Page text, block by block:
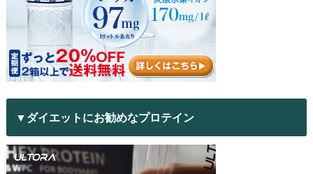
▼ダイエットにお勧めなプロテイン